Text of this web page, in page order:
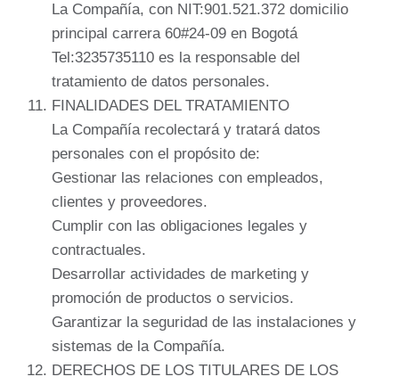
La Compañía, con NIT:901.521.372 domicilio
principal carrera 60#24-09 en Bogotá
Tel:3235735110 es la responsable del
tratamiento de datos personales.
FINALIDADES DEL TRATAMIENTO
La Compañía recolectará y tratará datos
personales con el propósito de:
Gestionar las relaciones con empleados,
clientes y proveedores.
Cumplir con las obligaciones legales y
contractuales.
Desarrollar actividades de marketing y
promoción de productos o servicios.
Garantizar la seguridad de las instalaciones y
sistemas de la Compañía.
DERECHOS DE LOS TITULARES DE LOS